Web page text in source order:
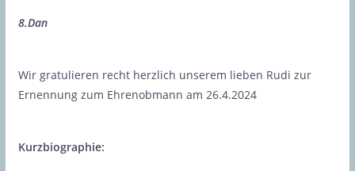
8.Dan
Wir gratulieren recht herzlich unserem lieben Rudi zur
Ernennung zum Ehrenobmann am 26.4.2024
Kurzbiographie: